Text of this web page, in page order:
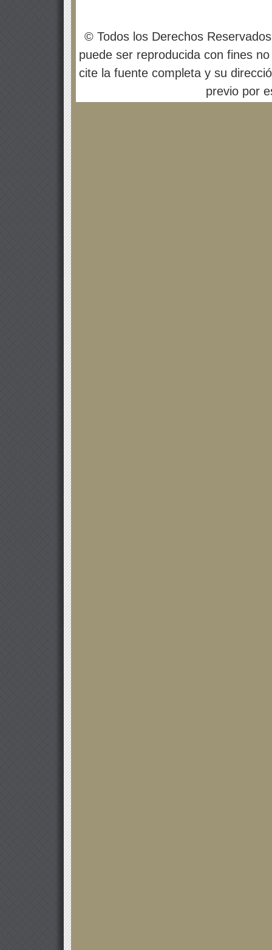
© Todos los Derechos
puede ser reproducida con fines
cite la fuente completa y su
previo por